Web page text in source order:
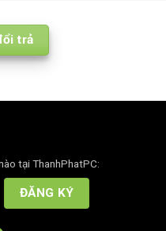
trả
tại ThanhPhatPC: